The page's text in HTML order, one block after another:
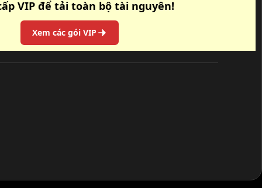
VIP để tải toàn bộ tài nguyên!
Xem các gói VIP